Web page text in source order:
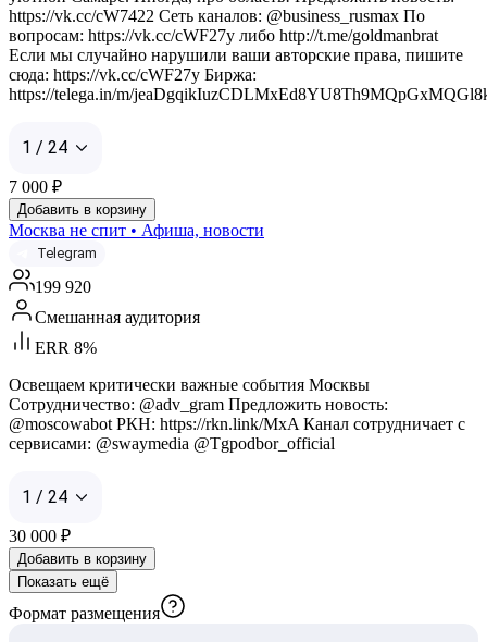
https://vk.cc/cW7422 Сеть каналов: @business_rusmax По
вопросам: https://vk.cc/cWF27y либо http://t.me/goldmanbrat
Если мы случайно нарушили ваши авторские права, пишите
сюда: https://vk.cc/cWF27y Биржа:
https://telega.in/m/
1 / 24
7 000 ₽
Добавить в корзину
Москва не спит • Афиша, новости
Telegram
199 920
Смешанная аудитория
ERR 8%
Освещаем критически важные события Москвы
Сотрудничество: @adv_gram Предложить новость:
@moscowabot РКН: https://rkn.link/MxA Канал сотрудничает с
сервисами: @swaymedia @Tgpodbor_official
1 / 24
30 000 ₽
Добавить в корзину
Показать ещё
Формат размещения